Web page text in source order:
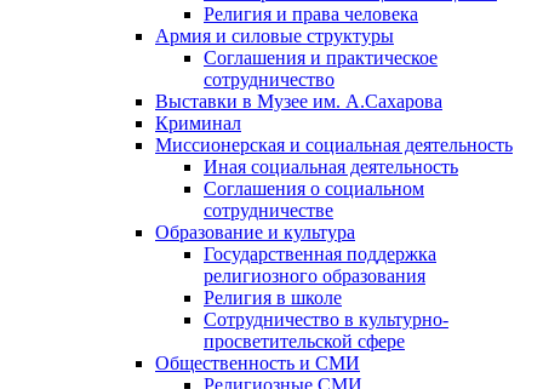
Религия и права человека
Армия и силовые структуры
Соглашения и практическое
сотрудничество
Выставки в Музее им. А.Сахарова
Криминал
Миссионерская и социальная деятельность
Иная социальная деятельность
Соглашения о социальном
сотрудничестве
Образование и культура
Государственная поддержка
религиозного образования
Религия в школе
Сотрудничество в культурно-
просветительской сфере
Общественность и СМИ
Религиозные СМИ